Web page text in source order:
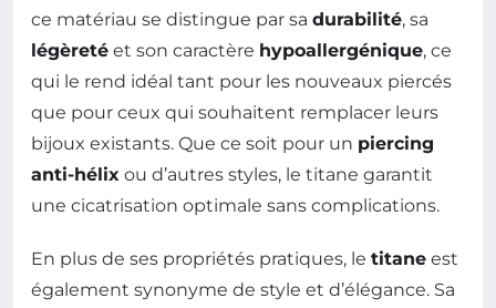
ce matériau se distingue par sa durabilité, sa
légèreté et son caractère hypoallergénique, ce
qui le rend idéal tant pour les nouveaux piercés
que pour ceux qui souhaitent remplacer leurs
bijoux existants. Que ce soit pour un piercing
anti-hélix ou d’autres styles, le titane garantit
une cicatrisation optimale sans complications.
En plus de ses propriétés pratiques, le titane est
également synonyme de style et d’élégance. Sa